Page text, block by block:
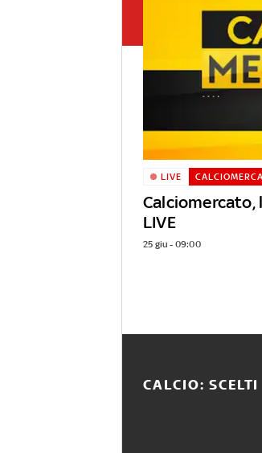
Calciomercato,
LIVE
LIVE
25 giu - 09:00
CALCIO: SCELTI